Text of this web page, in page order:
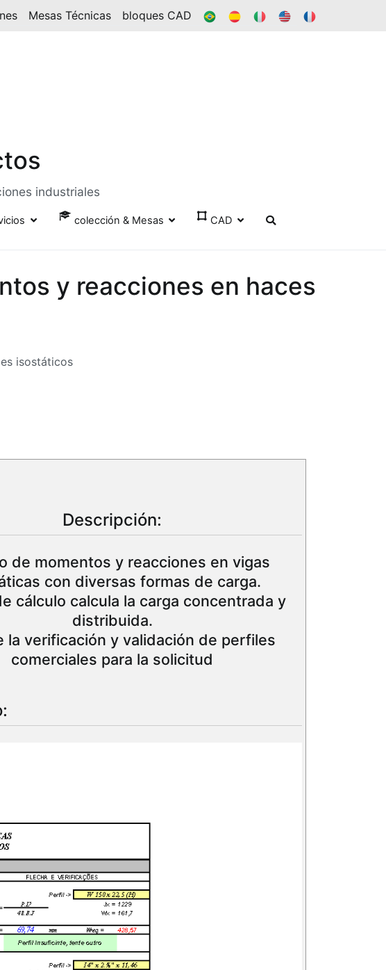
Mesas Técnicas bloques CAD BR ES ÉL EN
industriales
colección & Mesas CAD
y reacciones en haces
isostáticos
Descripción:
de momentos y reacciones en vigas
con diversas formas de carga.
cálculo calcula la carga concentrada y
distribuida.
la verificación y validación de perfiles
comerciales para la solicitud